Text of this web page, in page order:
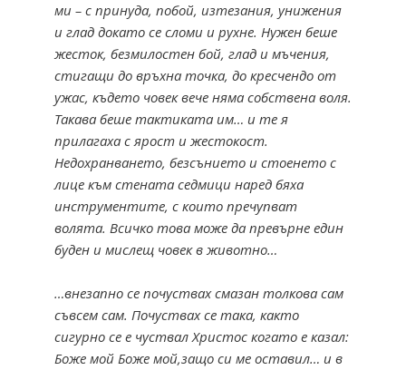
ми – с принуда, побой, изтезания, унижения
и глад докато се сломи и рухне. Нужен беше
жесток, безмилостен бой, глад и мъчения,
стигащи до връхна точка, до кресчендо от
ужас, където човек вече няма собствена воля.
Такава беше тактиката им… и те я
прилагаха с ярост и жестокост.
Недохранването, безсънието и стоенето с
лице към стената седмици наред бяха
инструментите, с които пречупват
волята. Всичко това може да превърне един
буден и мислещ човек в животно…
…внезапно се почуствах смазан толкова сам
съвсем сам. Почуствах се така, както
сигурно се е чуствал Христос когато е казал:
Боже мой Боже мой,защо си ме оставил… и в